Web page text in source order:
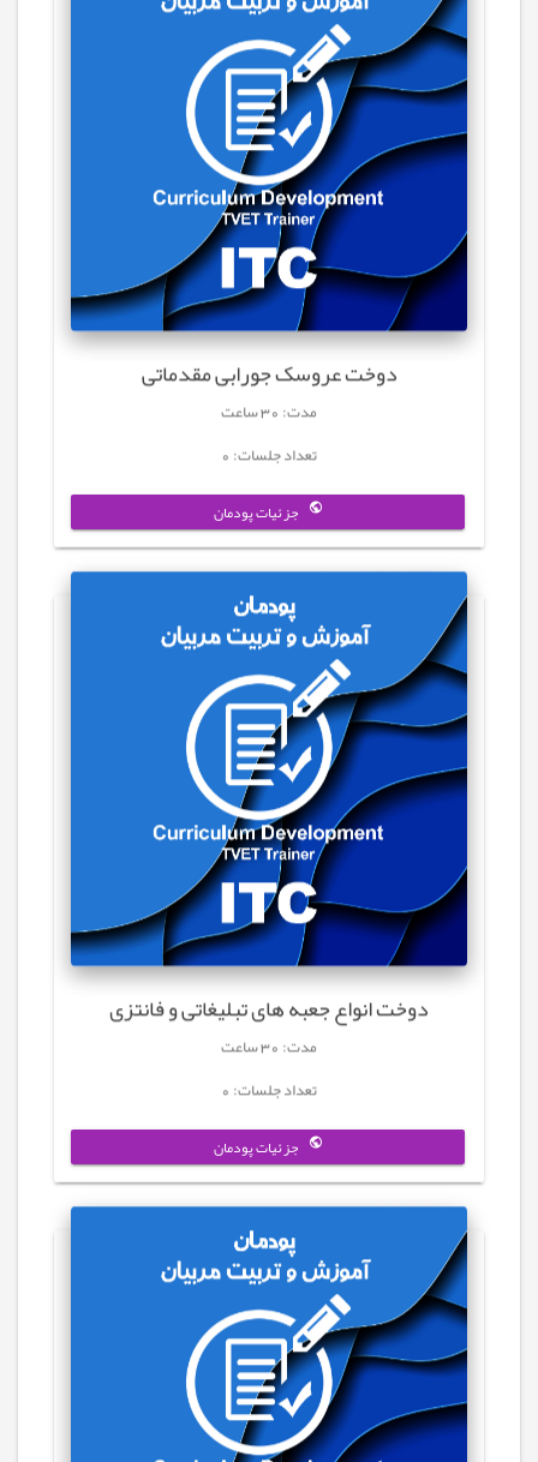
دوخت عروسک جورابی مقدماتی
مدت: 30 ساعت
تعداد جلسات: 0
جزئیات پودمان
دوخت انواع جعبه های تبلیغاتی و فانتزی
مدت: 30 ساعت
تعداد جلسات: 0
جزئیات پودمان